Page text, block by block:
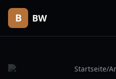
B BW
Startseite/